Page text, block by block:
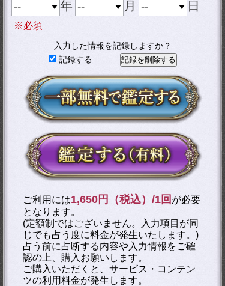
年 月 日
※必須
入力した情報を記録しますか？
記録する
ご利用には1,650円（税込）/1回 が必要
となります。
(定額制ではございません。入力項目が同
じでも占う度に料金が発生いたします。)
占う前に占断する内容や入力情報をご確
認の上、購入お願いします。
ご購入いただくと、サービス・コンテン
ツの利用料金が発生します。